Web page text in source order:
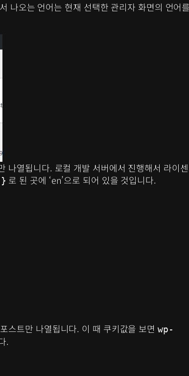
나오는 언어는 현재 선택한 관리자 화면의 언어
나열됩니다. 로컬 개발 서버에서 진행해서 라이
} 로 된 곳에 ‘en’으로 되어 있을 것입니다.
스트만 나열됩니다. 이 때 쿠키값을 보면 wp-
.